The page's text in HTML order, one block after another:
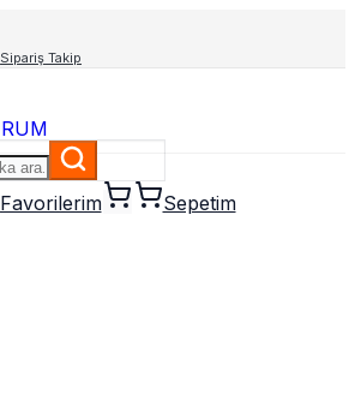
Sipariş Takip
Favorilerim Sepetim